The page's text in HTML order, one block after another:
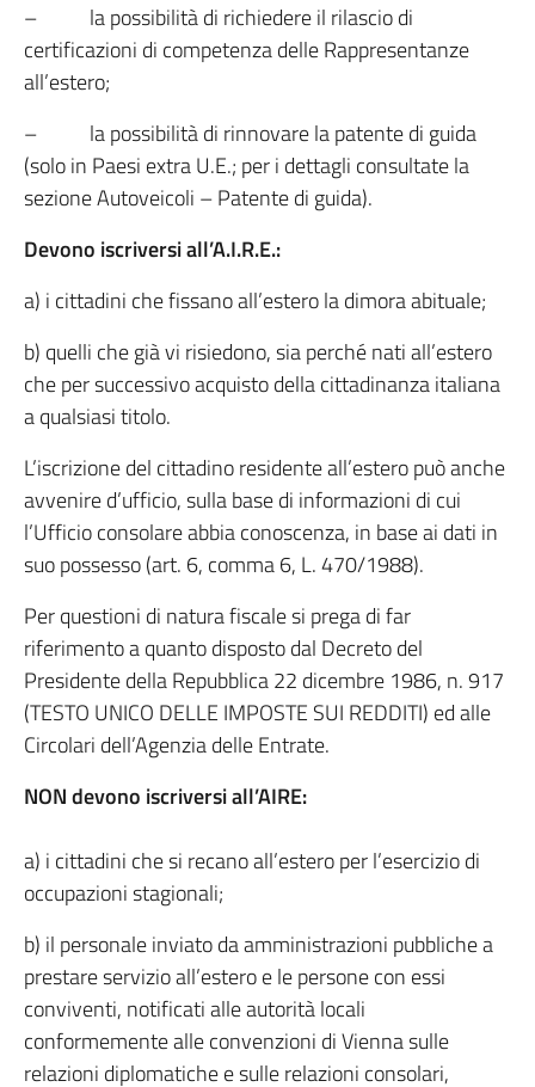
– la possibilità di richiedere il rilascio di
certificazioni di competenza delle Rappresentanze
all’estero;
– la possibilità di rinnovare la patente di guida
(solo in Paesi extra U.E.; per i dettagli consultate la
sezione Autoveicoli – Patente di guida).
Devono iscriversi all’A.I.R.E.:
a) i cittadini che fissano all’estero la dimora abituale;
b) quelli che già vi risiedono, sia perché nati all’estero
che per successivo acquisto della cittadinanza italiana
a qualsiasi titolo.
L’iscrizione del cittadino residente all’estero può anche
avvenire d’ufficio, sulla base di informazioni di cui
l’Ufficio consolare abbia conoscenza, in base ai dati in
suo possesso (art. 6, comma 6, L. 470/1988).
Per questioni di natura fiscale si prega di far
riferimento a quanto disposto dal Decreto del
Presidente della Repubblica 22 dicembre 1986, n. 917
(TESTO UNICO DELLE IMPOSTE SUI REDDITI) ed alle
Circolari dell’Agenzia delle Entrate.
NON devono iscriversi all’AIRE:
a) i cittadini che si recano all’estero per l’esercizio di
occupazioni stagionali;
b) il personale inviato da amministrazioni pubbliche a
prestare servizio all’estero e le persone con essi
conviventi, notificati alle autorità locali
conformemente alle convenzioni di Vienna sulle
relazioni diplomatiche e sulle relazioni consolari,